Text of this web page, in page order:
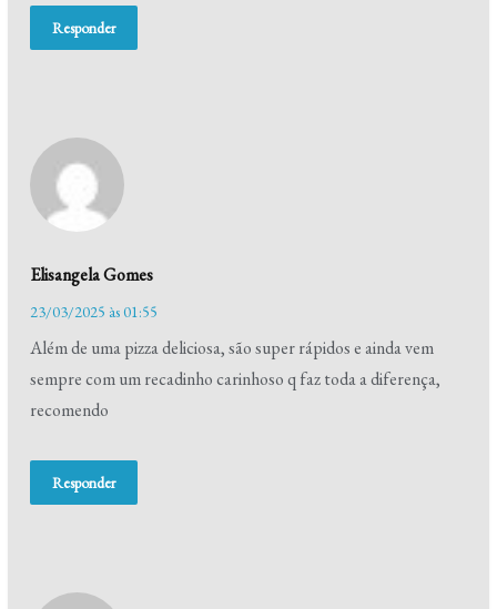
Responder
Elisangela Gomes
23/03/2025 às 01:55
Além de uma pizza deliciosa, são super rápidos e ainda vem
sempre com um recadinho carinhoso q faz toda a diferença,
recomendo
Responder